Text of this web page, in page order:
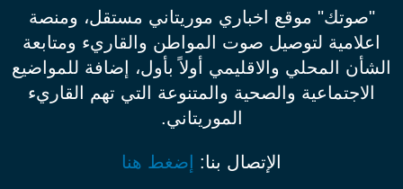
"صوتك" موقع اخباري موريتاني مستقل، ومنصة
اعلامية لتوصيل صوت المواطن والقاريء ومتابعة
الشأن المحلي والاقليمي أولاً بأول، إضافة للمواضيع
الاجتماعية والصحية والمتنوعة التي تهم القاريء
الموريتاني.
الإتصال بنا: إضغط هنا